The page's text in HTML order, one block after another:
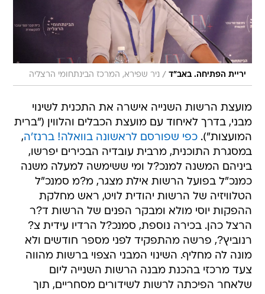
יריית הפתיחה. באב"ד / ניר שפירא, המרכז הבינתחומי הרצליה
מועצת הרשות השנייה אישרה את התכנית לשינוי
מבני, בדרך לאיחוד עם מועצת הכבלים והלווין ("ברית
המועצות").כפי שפורסם לראשונה בוואלה! ברנז'ה,
במסגרת התוכנית, מרבית עובדיה הבכירים יפרשו,
ביניהם המשנה למנכ?ל ומי ששימשה למעלה משנה
כמנכ"ל בפועל הרשות אילת מצגר, מ?מ סמנכ"ל
הטלוויזיה של הרשות יהודית לויט, ראש מחלקת
ההפקות יוסי מולא ומבקר הפנים של הרשות ד?ר
הרצל כהן. בכירה נוספת, סמנכ?ל הרדיו עידית צ?
רנוביץ?, פרשה מהתפקיד לפני מספר חודשים ולא
מונה לה מחליף. השינוי המבני הצפוי ברשות מהווה
צעד מרכזי בהכנת מבנה הרשות השנייה ליום
שלאחר הפיכתה לרשות לשידורים מסחריים, תוך